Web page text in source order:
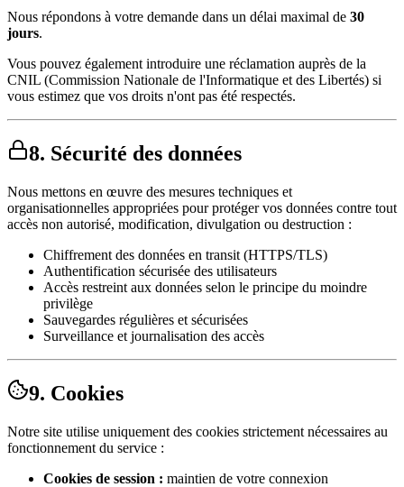
Nous répondons à votre demande dans un délai maximal de 30
jours.
Vous pouvez également introduire une réclamation auprès de la
CNIL (Commission Nationale de l'Informatique et des Libertés) si
vous estimez que vos droits n'ont pas été respectés.
8. Sécurité des données
Nous mettons en œuvre des mesures techniques et
organisationnelles appropriées pour protéger vos données contre tout
accès non autorisé, modification, divulgation ou destruction :
Chiffrement des données en transit (HTTPS/TLS)
Authentification sécurisée des utilisateurs
Accès restreint aux données selon le principe du moindre
privilège
Sauvegardes régulières et sécurisées
Surveillance et journalisation des accès
9. Cookies
Notre site utilise uniquement des cookies strictement nécessaires au
fonctionnement du service :
Cookies de session : maintien de votre connexion